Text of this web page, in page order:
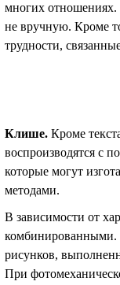
многих отношениях.
не вручную. Кроме
трудности,
Клише. Кроме
воспроизводятся с
которые могут
методами.
В зависимости от
комбинированными.
рисунков,
При